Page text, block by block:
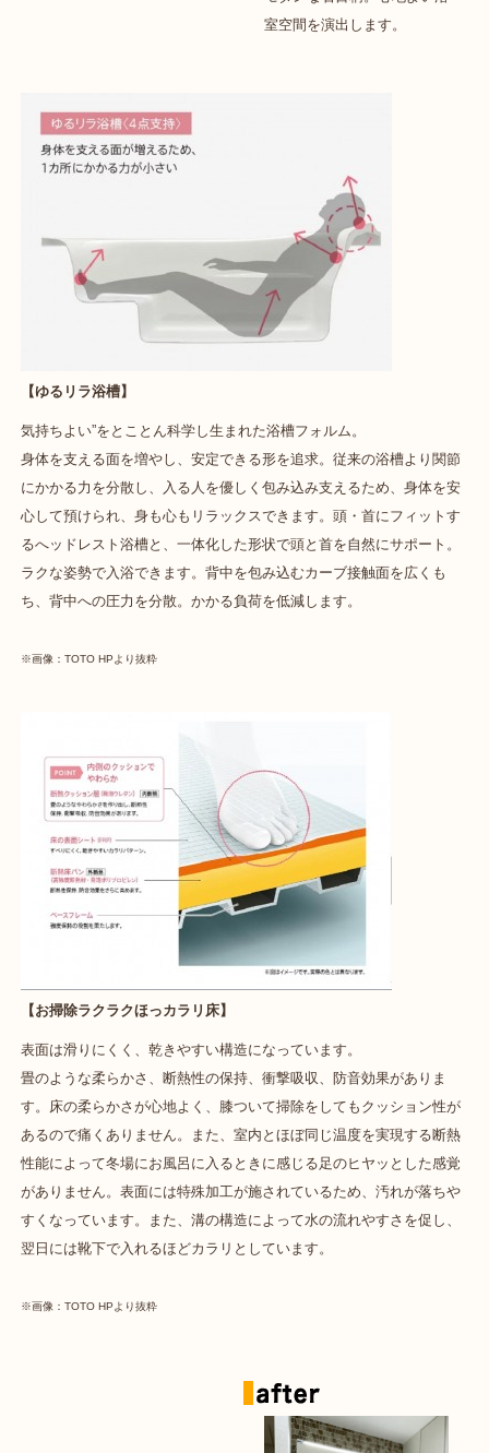
室空間を演出します。
【ゆるリラ浴槽】
気持ちよい”をとことん科学し生まれた浴槽フォルム。
身体を支える面を増やし、安定できる形を追求。従来の浴槽より関節
にかかる力を分散し、入る人を優しく包み込み支えるため、身体を安
心して預けられ、身も心もリラックスできます。頭・首にフィットす
るへッドレスト浴槽と、一体化した形状で頭と首を自然にサポート。
ラクな姿勢で入浴できます。背中を包み込むカーブ接触面を広くも
ち、背中への圧力を分散。かかる負荷を低減します。
※画像：TOTO HPより抜粋
【お掃除ラクラクほっカラリ床】
表面は滑りにくく、乾きやすい構造になっています。
畳のような柔らかさ、断熱性の保持、衝撃吸収、防音効果がありま
す。床の柔らかさが心地よく、膝ついて掃除をしてもクッション性が
あるので痛くありません。また、室内とほぼ同じ温度を実現する断熱
性能によって冬場にお風呂に入るときに感じる足のヒヤッとした感覚
がありません。表面には特殊加工が施されているため、汚れが落ちや
すくなっています。また、溝の構造によって水の流れやすさを促し、
翌日には靴下で入れるほどカラリとしています。
※画像：TOTO HPより抜粋